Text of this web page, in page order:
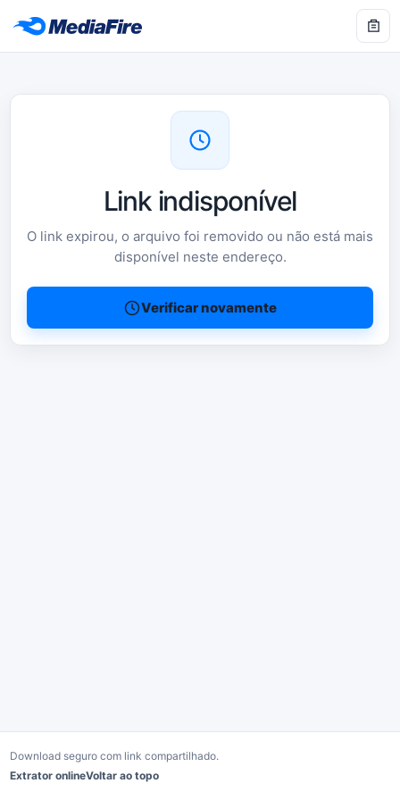
Link indisponível
O link expirou, o arquivo foi removido ou não está mais
disponível neste endereço.
Verificar novamente
Download seguro com link compartilhado.
Extrator onlineVoltar ao topo